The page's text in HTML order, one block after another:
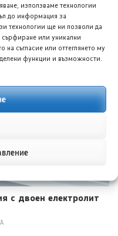
използваме технологии
до информация за
технологии ще ни позволи да
или уникални
на съгласие или оттеглянето му
функции и възможности.
с двоен електролит